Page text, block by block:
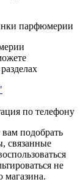
парфюмерии
по телефону
подобрать
связанные
не
магазина.